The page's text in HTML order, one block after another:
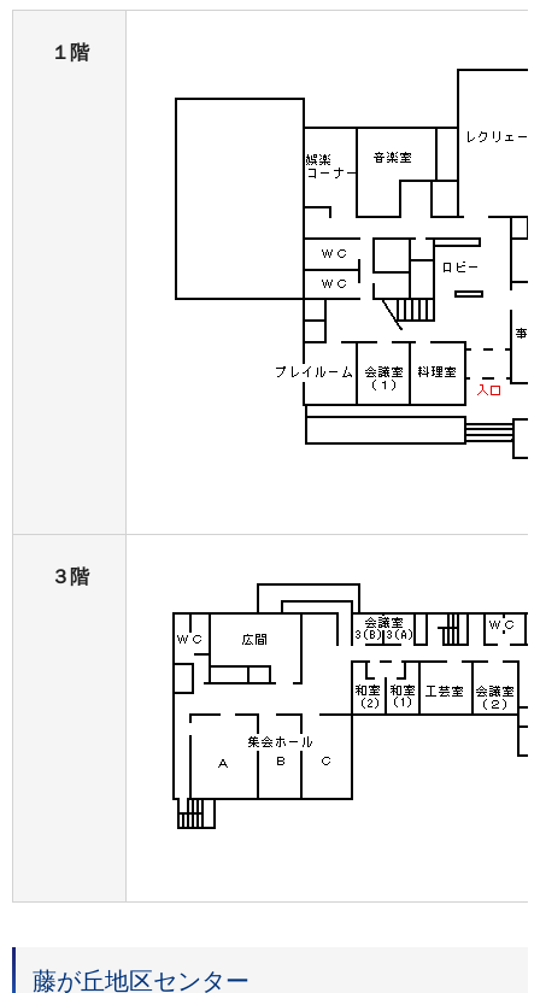
１階
３階
藤が丘地区センター